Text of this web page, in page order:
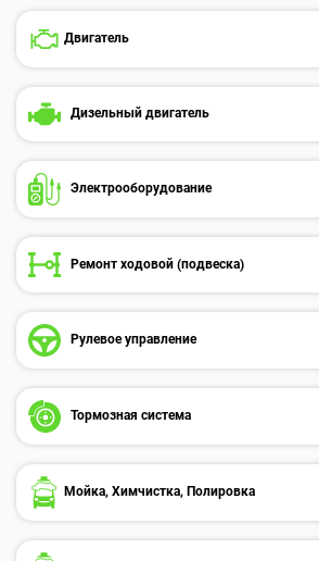
Двигатель
Дизельный двигатель
Электрооборудованиe
Ремонт ходовой (подвеска)
Рулевое управление
Тормозная система
Мойка, Химчистка, Полировка